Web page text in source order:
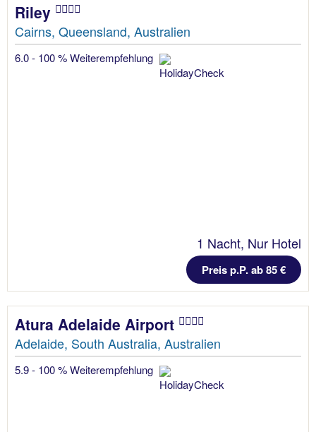
Riley
Cairns, Queensland, Australien
6.0 - 100 % Weiterempfehlung
1 Nacht, Nur Hotel
Preis p.P. ab 85 €
Atura Adelaide Airport
Adelaide, South Australia, Australien
5.9 - 100 % Weiterempfehlung